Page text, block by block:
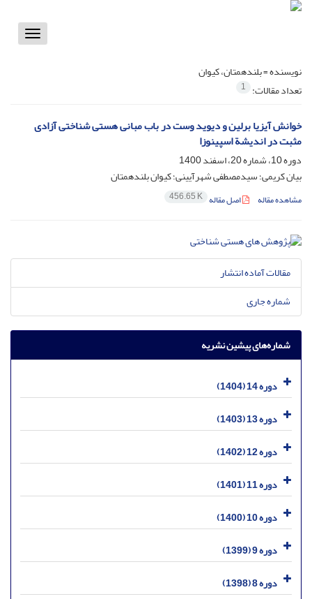
Toggle
نویسنده =بلندهمتان، کیوان
تعداد مقالات: 1
خوانش آیزیا برلین و دیوید وست در باب مبانی هستی شناختی آزادی
مثبت در اندیشة اسپینوزا
دوره 10، شماره 20، اسفند 1400
بیان کریمی؛ سیدمصطفی شهرآیینی؛ کیوان بلندهمتان
مشاهده مقاله اصل مقاله 456.65 K
مقالات آماده انتشار
شماره جاری
شماره‌های پیشین نشریه
دوره 14 (1404)
دوره 13 (1403)
دوره 12 (1402)
دوره 11 (1401)
دوره 10 (1400)
دوره 9 (1399)
دوره 8 (1398)